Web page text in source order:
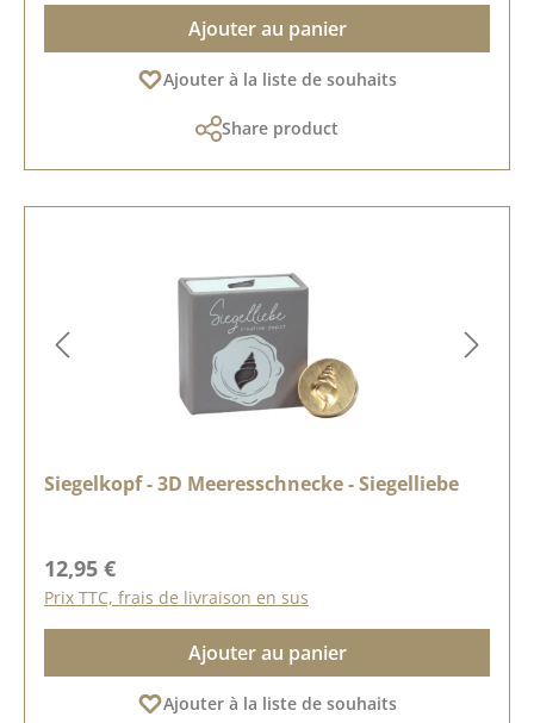
Ajouter au panier
Ajouter à la liste de souhaits
Share product
Siegelkopf - 3D Meeresschnecke - Siegelliebe
Prix régulier :
12,95 €
Prix TTC, frais de livraison en sus
Ajouter au panier
Ajouter à la liste de souhaits